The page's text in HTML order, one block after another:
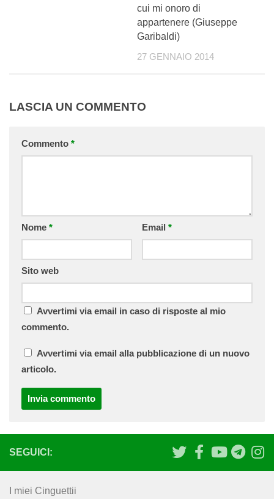
cui mi onoro di
appartenere (Giuseppe
Garibaldi)
27 GENNAIO 2014
LASCIA UN COMMENTO
Commento *
Nome * Email *
Sito web
Avvertimi via email in caso di risposte al mio
commento.
Avvertimi via email alla pubblicazione di un nuovo
articolo.
SEGUICI:
I miei Cinguettii